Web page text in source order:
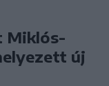
Miklós-
új